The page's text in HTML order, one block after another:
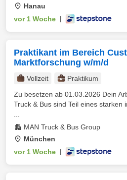
Hanau
vor 1 Woche
Praktikant im Bereich
Marktforschung w/m/d
Vollzeit
Praktikum
Zu besetzen ab 01.03.2026 Dein
Truck & Bus sind Teil eines starken
MAN Truck & Bus Group
München
vor 1 Woche